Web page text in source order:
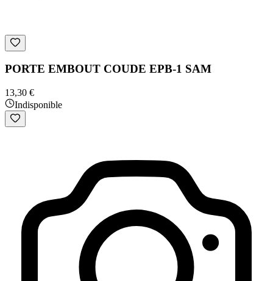
PORTE EMBOUT COUDE EPB-1 SAM
13,30 €
Indisponible